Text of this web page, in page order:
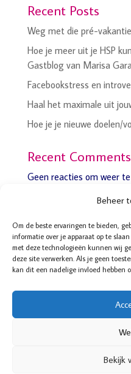
Beheer
Om de beste ervaringen te bieden,
informatie over je apparaat op te
met deze technologieën kunnen wij
deze site verwerken. Als je geen
kan dit een nadelige invloed hebben
Bekijk
Recent Posts
Weg met die pré-
Hoe je meer uit je HSP
Gastblog van Marisa
Facebookstress en
Haal het maximale uit
Hoe je je nieuwe doelen/
Recent Comments
Geen reacties om weer
Boddaertstraat 32
2522HG Den Haag
© De Balanscoach voor